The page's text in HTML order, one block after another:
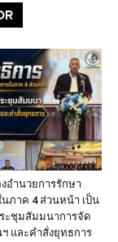
อำนวยการรักษา
ภาค 4 ส่วนหน้า เป็น
ะชุมสัมมนาการจัด
และคำสั่งยุทธการ